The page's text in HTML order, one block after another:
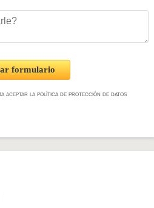
formulario
aceptar la política de protección de datos